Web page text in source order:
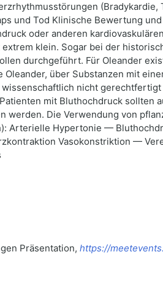
(Bradykardie,
und Tod Klinische Bewertung
oder anderen
klein. Sogar bei der
durchgeführt. Für Oleander
über Substanzen mit
nicht
mit Bluthochdruck sollten
werden. Die Verwendung von
Arterielle Hypertonie —
Vasokonstriktion —
Präsentation, https://